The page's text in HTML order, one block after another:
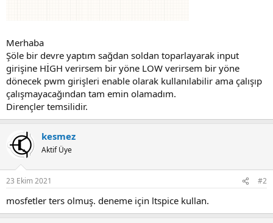
Merhaba
Şöle bir devre yaptım sağdan soldan toparlayarak input
girişine HİGH verirsem bir yöne LOW verirsem bir yöne
dönecek pwm girişleri enable olarak kullanılabilir ama çalışıp
çalışmayacağından tam emin olamadım.
Dirençler temsilidir.
kesmez
Aktif Üye
23 Ekim 2021 #2
mosfetler ters olmuş. deneme için ltspice kullan.